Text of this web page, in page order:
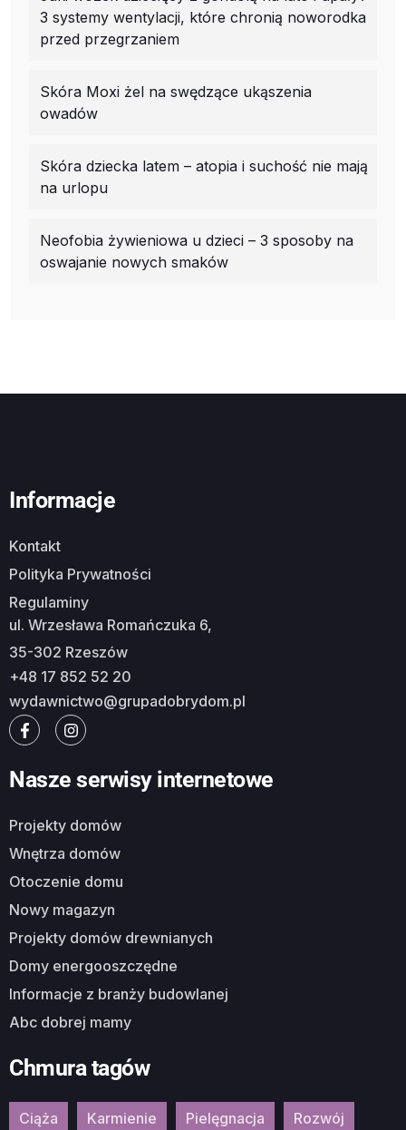
3 systemy wentylacji, które chronią noworodka
przed przegrzaniem
Skóra Moxi żel na swędzące ukąszenia
owadów
Skóra dziecka latem – atopia i suchość nie mają
na urlopu
Neofobia żywieniowa u dzieci – 3 sposoby na
oswajanie nowych smaków
Informacje
Kontakt
Polityka Prywatności
Regulaminy
ul. Wrzesława Romańczuka 6,
35-302 Rzeszów
+48 17 852 52 20
wydawnictwo@grupadobrydom.pl
Nasze serwisy internetowe
Projekty domów
Wnętrza domów
Otoczenie domu
Nowy magazyn
Projekty domów drewnianych
Domy energooszczędne
Informacje z branży budowlanej
Abc dobrej mamy
Chmura tagów
Ciąża Karmienie Pielęgnacja Rozwój